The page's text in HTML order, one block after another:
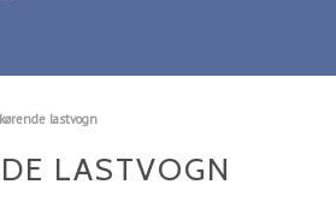
lastvogn
LASTVOGN